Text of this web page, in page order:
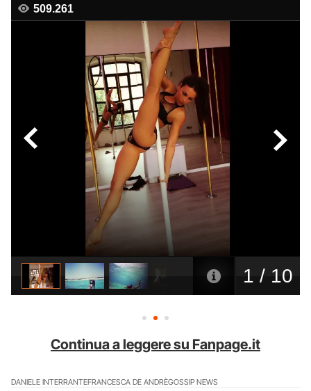
Continua a leggere su Fanpage.it
DANIELE INTERRANTEFRANCESCA DE ANDRÈGOSSIP NEWS